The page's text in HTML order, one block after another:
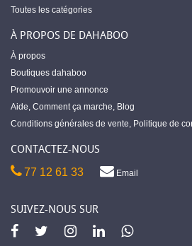
Toutes les catégories
À PROPOS DE DAHABOO
À propos
Boutiques dahaboo
Promouvoir une annonce
Aide, Comment ça marche, Blog
Conditions générales de vente, Politique de
CONTACTEZ-NOUS
77 12 61 33 Email
SUIVEZ-NOUS SUR